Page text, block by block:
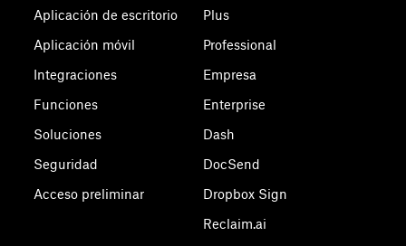
Aplicación de escritorio
Aplicación móvil
Integraciones
Funciones
Soluciones
Seguridad
Acceso preliminar
Plus
Professional
Empresa
Enterprise
Dash
DocSend
Dropbox Sign
Reclaim.ai